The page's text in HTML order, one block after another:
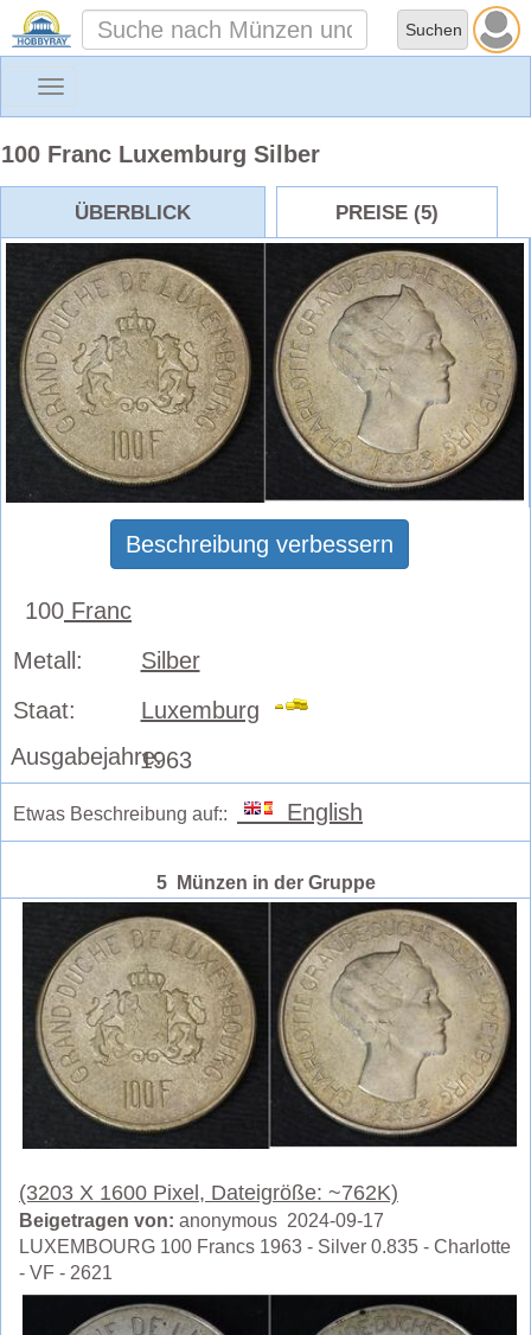
Toggle
100 Franc Luxemburg Silber
ÜBERBLICK PREISE (5)
Beschreibung verbessern
100 Franc
Metall:
Silber
Staat:
Luxemburg
Ausgabejahre:1963
Etwas Beschreibung auf:: English
5 Münzen in der Gruppe
(3203 X 1600 Pixel, Dateigröße: ~762K)
Beigetragen von: anonymous 2024-09-17
LUXEMBOURG 100 Francs 1963 - Silver 0.835 - Charlotte
- VF - 2621